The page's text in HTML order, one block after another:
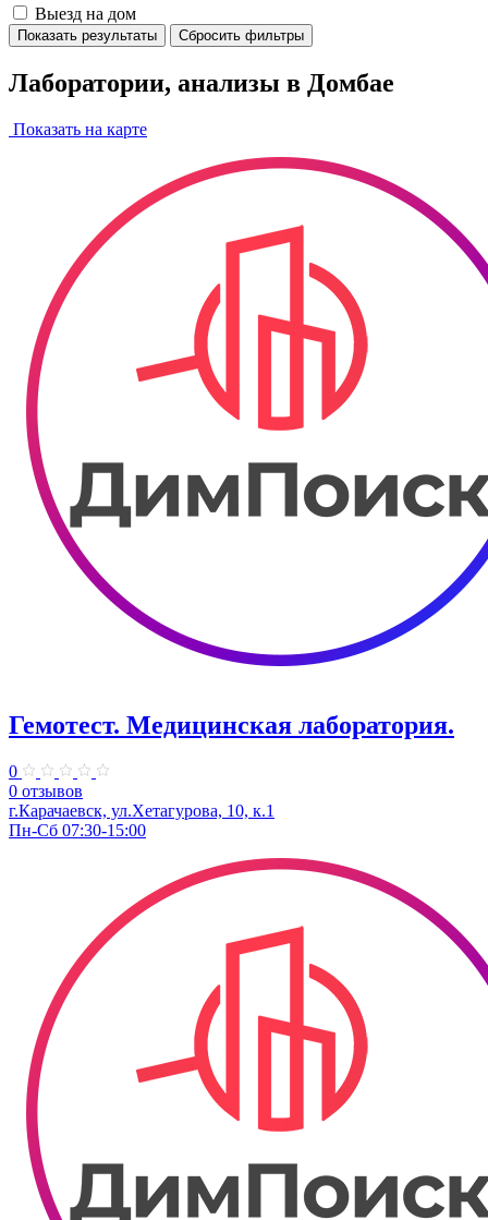
Выезд на дом
Показать результаты Сбросить фильтры
Лаборатории, анализы в Домбае
Показать на карте
Гемотест. Медицинская лаборатория.
0
0 отзывов
г.Карачаевск, ул.Хетагурова, 10, к.1
Пн-Сб 07:30-15:00